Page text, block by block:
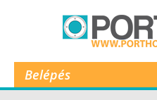
Belépés